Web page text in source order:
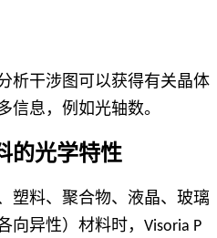
析干涉图可以获得有关晶体
信息，例如光轴数。
的光学特性
塑料、聚合物、液晶、玻璃
向异性）材料时，Visoria P